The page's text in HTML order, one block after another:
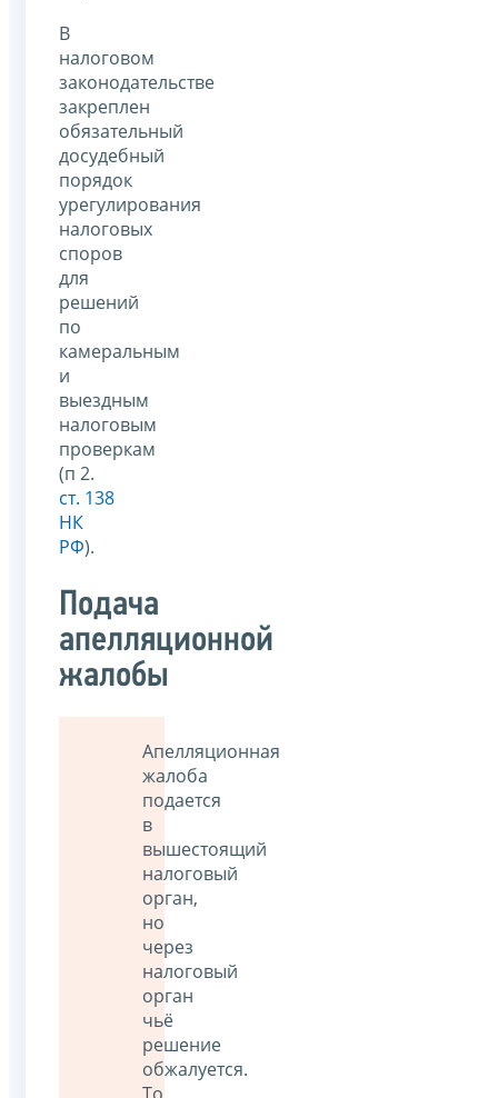
В
налоговом
законодательстве
закреплен
обязательный
досудебный
порядок
урегулирования
налоговых
споров
для
решений
по
камеральным
и
выездным
налоговым
проверкам
(п 2.
ст. 138
НК
РФ).
Подача
апелляционной
жалобы
Апелляционная
жалоба
подается
в
вышестоящий
налоговый
орган,
но
через
налоговый
орган
чьё
решение
обжалуется.